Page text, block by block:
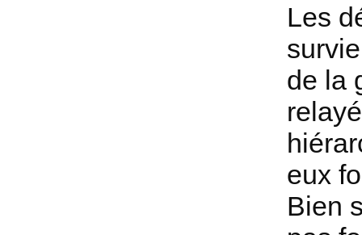
Les
de la
eux
Bien